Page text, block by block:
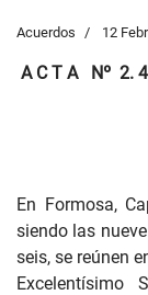
Acuerdos 12
A C T A Nº 2.
En Formosa,
siendo las
seis, se reúnen
Excelentísimo